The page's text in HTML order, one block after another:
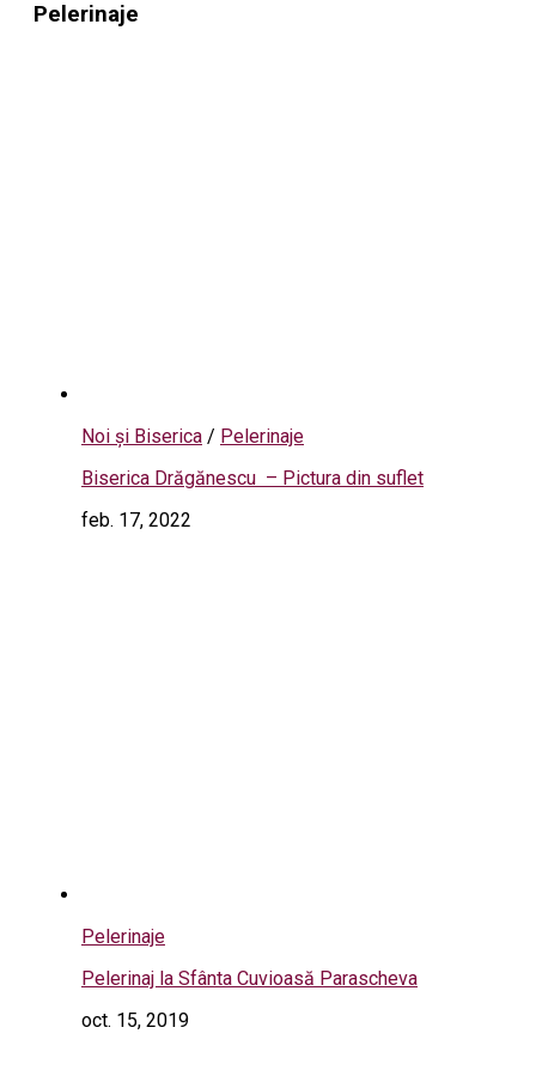
Pelerinaje
Noi și Biserica / Pelerinaje
Biserica Drăgănescu – Pictura din suflet
feb. 17, 2022
Pelerinaje
Pelerinaj la Sfânta Cuvioasă Parascheva
oct. 15, 2019